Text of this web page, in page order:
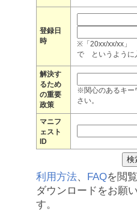
登録日
時
※「20xx/xx/xx」
で というように
解決す
るため
の重要
政策
※関心のあるキー
さい。
マニフ
ェスト
ID
利用方法、 FAQを閲
ダウンロードをお願
す。